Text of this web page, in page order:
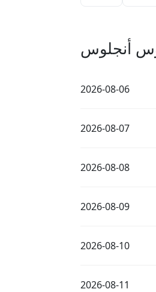
2026-08-06
2026-08-07
2026-08-08
2026-08-09
2026-08-10
2026-08-11